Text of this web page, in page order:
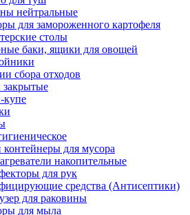
нейтральные
для замороженного картофеля
столы
баки, ящики для овощей
сбора отходов
купе
контейнеры для мусора
накопительные
для рук
средства (Антисептики)
для раковины
для мыла